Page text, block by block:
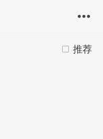
推荐